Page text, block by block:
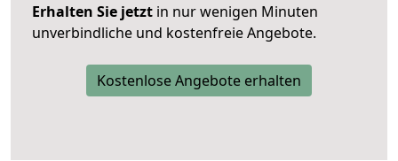
Erhalten Sie jetzt in nur wenigen Minuten
unverbindliche und kostenfreie Angebote.
Kostenlose Angebote erhalten